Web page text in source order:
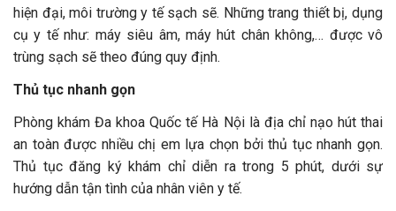
hiện đại, môi trường y tế sạch sẽ. Những trang thiết bị, dụng
cụ y tế như: máy siêu âm, máy hút chân không,… được vô
trùng sạch sẽ theo đúng quy định.
Thủ tục nhanh gọn
Phòng khám Đa khoa Quốc tế Hà Nội là địa chỉ nạo hút thai
an toàn được nhiều chị em lựa chọn bởi thủ tục nhanh gọn.
Thủ tục đăng ký khám chỉ diễn ra trong 5 phút, dưới sự
hướng dẫn tận tình của nhân viên y tế.